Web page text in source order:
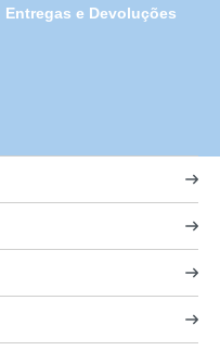
Entregas e Devoluções